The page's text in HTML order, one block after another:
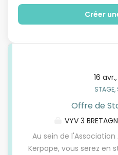
16
Offre de
VYV 3
Au sein de l'Association
Kerpape, vous serez en